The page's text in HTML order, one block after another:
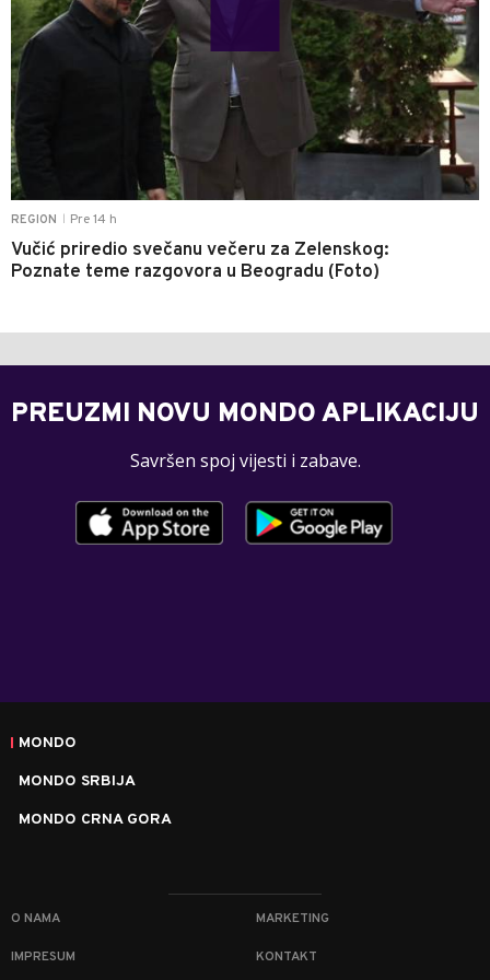
REGION Pre 14 h
Vučić priredio svečanu večeru za Zelenskog:
Poznate teme razgovora u Beogradu (Foto)
PREUZMI NOVU MONDO APLIKACIJU
Savršen spoj vijesti i zabave.
MONDO
MONDO SRBIJA
MONDO CRNA GORA
O NAMA MARKETING
IMPRESUM KONTAKT